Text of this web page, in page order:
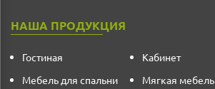
НАША ПРОДУКЦИЯ
Гостиная
Мебель для спальни
Кабинет
Мягкая мебель